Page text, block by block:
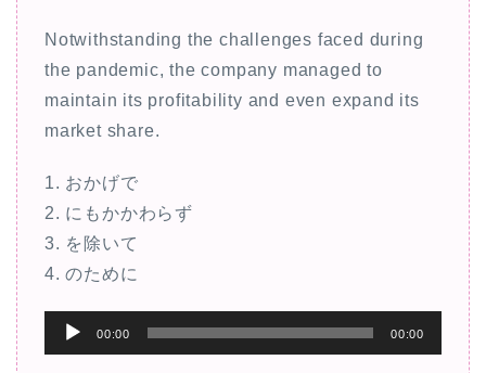
Notwithstanding the challenges faced during
the pandemic, the company managed to
maintain its profitability and even expand its
market share.
1. おかげで
2. にもかかわらず
3. を除いて
4. のために
声
00:00 00:00